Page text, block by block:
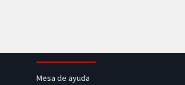
Mesa de ayuda